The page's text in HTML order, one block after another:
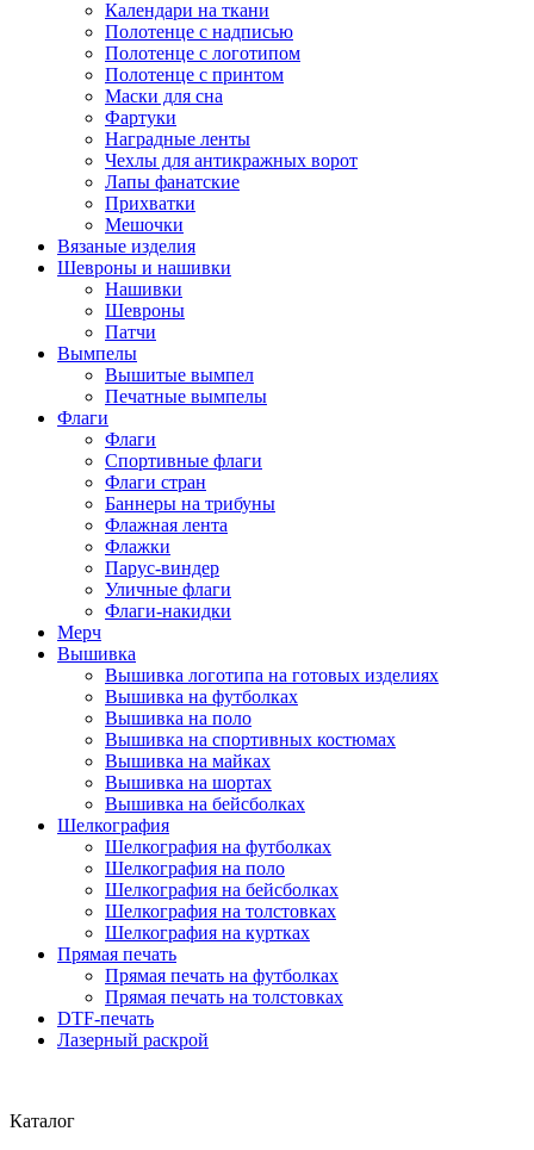
Календари на ткани
Полотенце с надписью
Полотенце с логотипом
Полотенце с принтом
Маски для сна
Фартуки
Наградные ленты
Чехлы для антикражных ворот
Лапы фанатские
Прихватки
Мешочки
Вязаные изделия
Шевроны и нашивки
Нашивки
Шевроны
Патчи
Вымпелы
Вышитые вымпел
Печатные вымпелы
Флаги
Флаги
Спортивные флаги
Флаги стран
Баннеры на трибуны
Флажная лента
Флажки
Парус-виндер
Уличные флаги
Флаги-накидки
Мерч
Вышивка
Вышивка логотипа на готовых изделиях
Вышивка на футболках
Вышивка на поло
Вышивка на спортивных костюмах
Вышивка на майках
Вышивка на шортах
Вышивка на бейсболках
Шелкография
Шелкография на футболках
Шелкография на поло
Шелкография на бейсболках
Шелкография на толстовках
Шелкография на куртках
Прямая печать
Прямая печать на футболках
Прямая печать на толстовках
DTF-печать
Лазерный раскрой
Каталог